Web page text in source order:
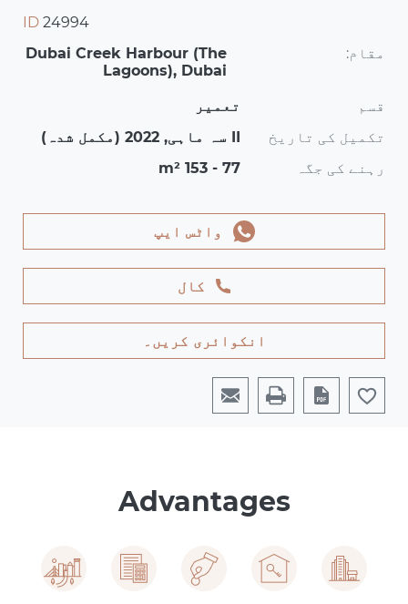
ID 24994
مقام:
Dubai Creek Harbour (The
Lagoons), Dubai
قسم
تعمیر
تکمیل کی تاریخ
II سہ ماہی, 2022 (مکمل شدہ)
رہنے کی جگہ
77 - 153 m²
کال
واٹس ایپ
انکوائری کریں۔
Advantages